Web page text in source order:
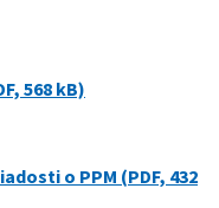
568 kB)
o PPM (PDF, 432